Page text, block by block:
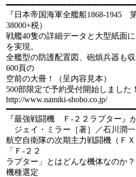
『日本帝国海軍全艦船1868-
38000+税）
戦艦40隻の詳細データと大型紙面
を実現。
全艦型の防護配置図、砲熕兵器も
600頁の
空前の大冊！（呈内容見本）
500部限定で予約受付開始しました
http://www.namiki-shobo.co.jp/
『最強戦闘機 Ｆ-２２ラプター』
ジェイ・ミラー［著］／石川潤
航空自衛隊の次期主力戦闘機（Ｆ
「Ｆ-２２
ラプター」とはどんな機体なのか
機種選定